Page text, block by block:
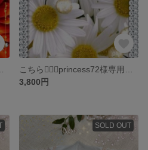
3,800円
SOLD OUT